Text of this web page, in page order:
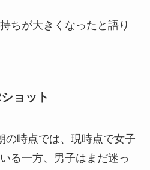
ちが大きくなったと語り
ョット
の時点では、現時点で女子
る一方、男子はまだ迷っ